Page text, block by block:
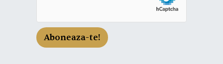
a
-
t
Aboneaza-te!